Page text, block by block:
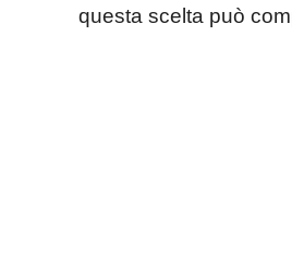
questa scelta può